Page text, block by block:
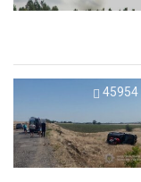
45954